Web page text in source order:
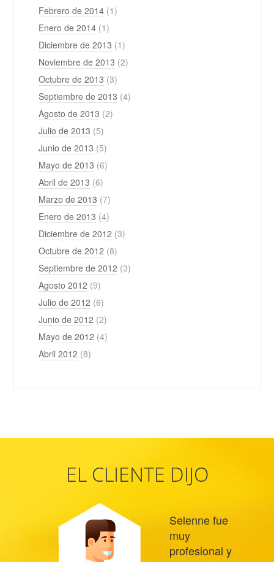
Febrero de 2014 (1)
Enero de 2014 (1)
Diciembre de 2013 (1)
Noviembre de 2013 (2)
Octubre de 2013 (3)
Septiembre de 2013 (4)
Agosto de 2013 (2)
Julio de 2013 (5)
Junio de 2013 (5)
Mayo de 2013 (6)
Abril de 2013 (6)
Marzo de 2013 (7)
Enero de 2013 (4)
Diciembre de 2012 (3)
Octubre de 2012 (8)
Septiembre de 2012 (3)
Agosto 2012 (9)
Julio de 2012 (6)
Junio de 2012 (2)
Mayo de 2012 (4)
Abril 2012 (8)
EL CLIENTE DIJO
Selenne fue
muy
profesional y